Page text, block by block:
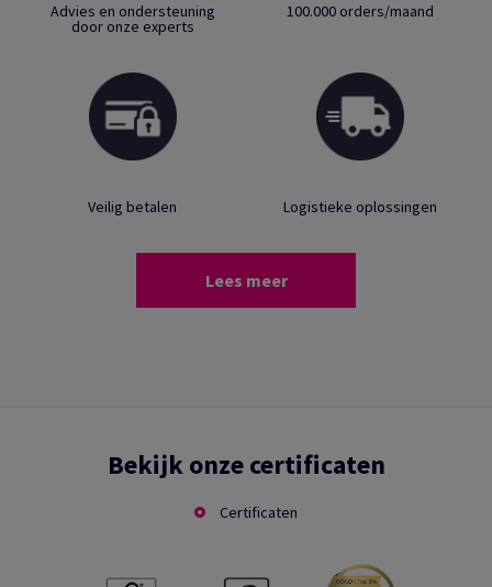
Advies en ondersteuning
door onze experts
100.000 orders/maand
Veilig betalen Logistieke oplossingen
Lees meer
Bekijk onze certificaten
Certificaten